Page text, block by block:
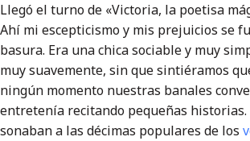
Llegó el turno de «Victoria, la poetisa
Ahí mi escepticismo y mis prejuicios se
basura. Era una chica sociable y muy
muy suavemente, sin que sintiéramos
ningún momento nuestras banales
entretenía recitando pequeñas
sonaban a las décimas populares de los